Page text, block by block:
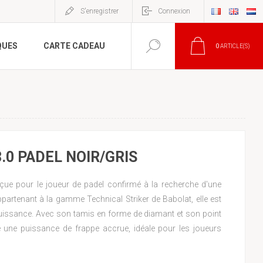
S'enregistrer Connexion
CARTE CADEAU 0ARTICLE(S)
PADEL NOIR/GRIS
pour le joueur de padel confirmé à la recherche d'une
à la gamme Technical Striker de Babolat, elle est
Avec son tamis en forme de diamant et son point
puissance de frappe accrue, idéale pour les joueurs